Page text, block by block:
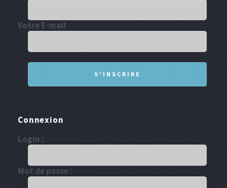
Votre E-mail
Connexion
Login :
Mot de passe :